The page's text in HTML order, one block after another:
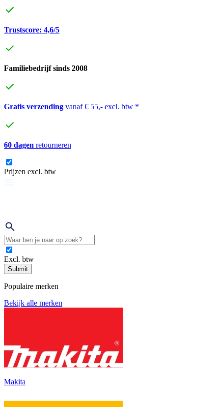
Trustscore: 4,6/5
Familiebedrijf sinds 2008
Gratis verzending vanaf € 55,- excl. btw *
60 dagen retourneren
Prijzen excl. btw
Excl. btw
Submit
Populaire merken
Bekijk alle merken
Makita